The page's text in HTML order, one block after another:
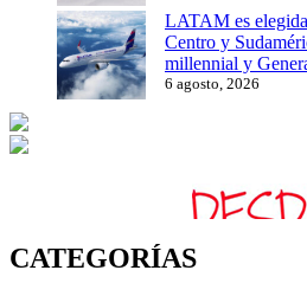
LATAM es
Centro y
millennial y
6 agosto, 2026
CATEGORÍAS